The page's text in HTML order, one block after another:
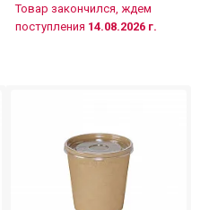
Товар закончился, ждем
поступления 14.08.2026 г.